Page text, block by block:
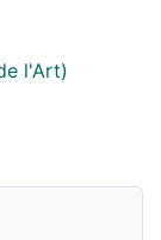
l'Art)